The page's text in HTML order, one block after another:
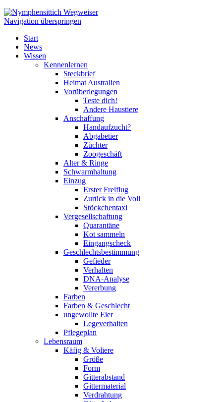
Navigation überspringen
Start
News
Wissen
Kennenlernen
Steckbrief
Heimat Australien
Vorüberlegungen
Teste dich!
Andere Haustiere
Anschaffung
Handaufzucht?
Abgabetier
Züchter
Zoogeschäft
Alter & Ringe
Schwarmhaltung
Einzug
Erster Freiflug
Zurück in die Voli
Stöckchentaxi
Vergesellschaftung
Quarantäne
Kot sammeln
Eingangscheck
Geschlechtsbestimmung
Gefieder
Verhalten
DNA-Analyse
Vererbung
Farben
Farben & Geschlecht
ungewollte Eier
Legeverhalten
Pflegeplan
Lebensraum
Käfig & Voliere
Größe
Form
Gitterabstand
Gittermaterial
Verdrahtung